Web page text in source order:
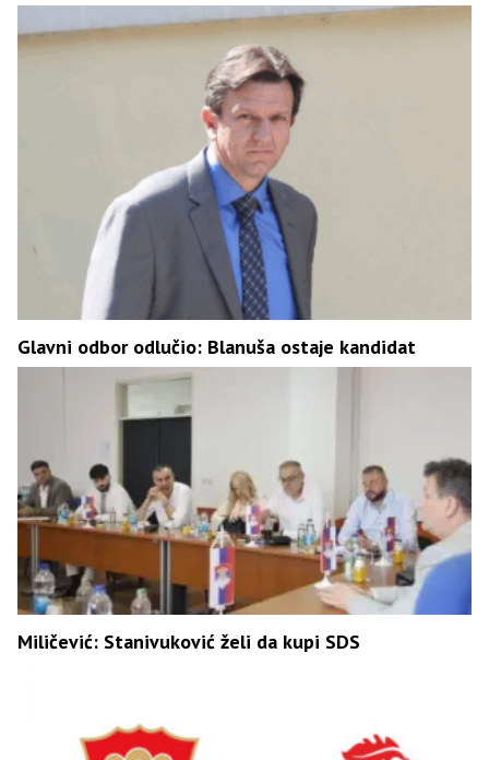
Glavni odbor odlučio: Blanuša ostaje kandidat
Miličević: Stanivuković želi da kupi SDS